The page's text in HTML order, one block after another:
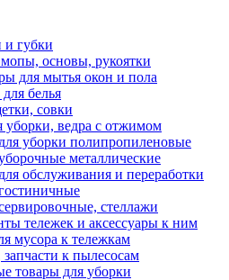
и губки
основы, рукоятки
для мытья окон и пола
белья
совки
уборки, ведра с отжимом
уборки полипропиленовые
металлические
обслуживания и переработки
стеллажи
тележек и аксессуары к ним
мусора к тележкам
к пылесосам
товары для уборки